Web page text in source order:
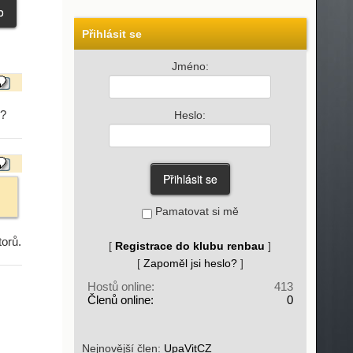
Přihlásit se
Jméno:
Heslo:
Pamatovat si mě
[ Registrace do klubu renbau ]
[ Zapoměl jsi heslo?]
Hostů online:
413
Členů online:
0
Nejnovější člen: UpaVitCZ